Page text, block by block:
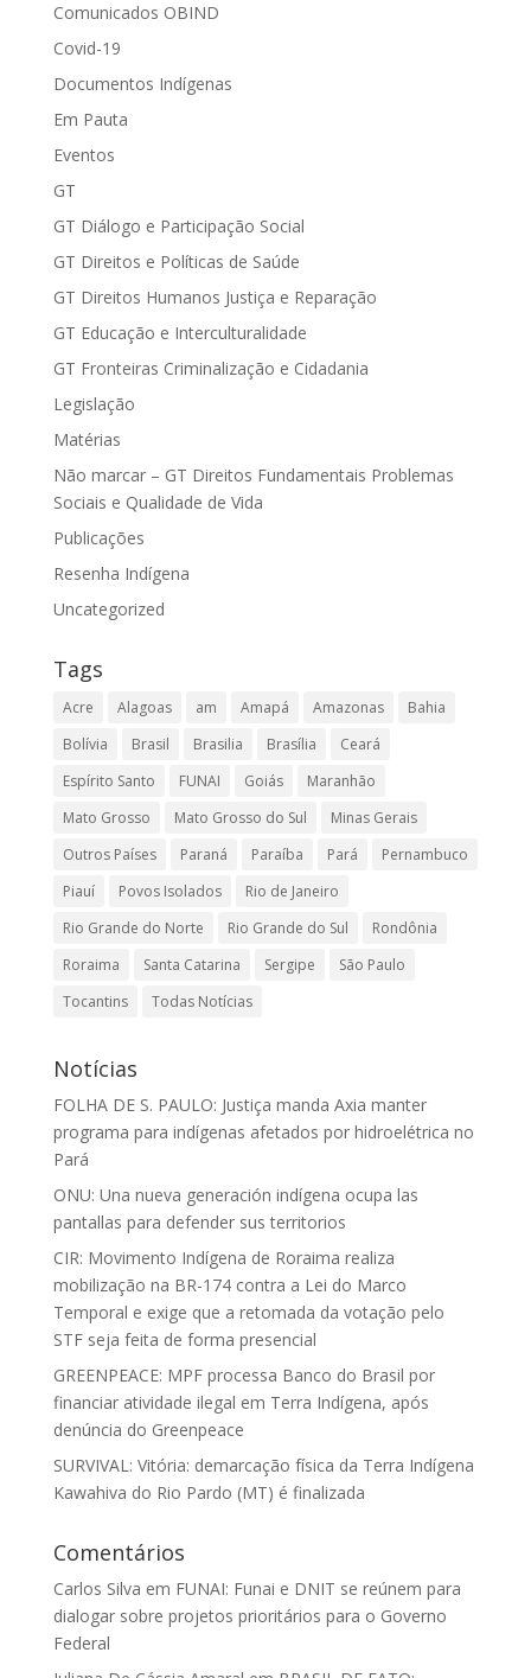
Comunicados OBIND
Covid-19
Documentos Indígenas
Em Pauta
Eventos
GT
GT Diálogo e Participação Social
GT Direitos e Políticas de Saúde
GT Direitos Humanos Justiça e Reparação
GT Educação e Interculturalidade
GT Fronteiras Criminalização e Cidadania
Legislação
Matérias
Não marcar – GT Direitos Fundamentais Problemas
Sociais e Qualidade de Vida
Publicações
Resenha Indígena
Uncategorized
Tags
Acre Alagoas am Amapá Amazonas
Bahia
Bolívia
Brasil Brasilia Brasília
Ceará
Espírito Santo
FUNAI Goiás
Maranhão
Mato Grosso
Mato Grosso do Sul
Minas Gerais
Outros Países
Paraná Paraíba Pará
Pernambuco
Piauí
Povos Isolados
Rio de Janeiro
Rio Grande do Norte
Rio Grande do Sul
Rondônia
Roraima
Santa Catarina Sergipe
São Paulo
Tocantins
Todas Notícias
Notícias
FOLHA DE S. PAULO: Justiça manda Axia manter
programa para indígenas afetados por hidroelétrica no
Pará
ONU: Una nueva generación indígena ocupa las
pantallas para defender sus territorios
CIR: Movimento Indígena de Roraima realiza
mobilização na BR-174 contra a Lei do Marco
Temporal e exige que a retomada da votação pelo
STF seja feita de forma presencial
GREENPEACE: MPF processa Banco do Brasil por
financiar atividade ilegal em Terra Indígena, após
denúncia do Greenpeace
SURVIVAL: Vitória: demarcação física da Terra Indígena
Kawahiva do Rio Pardo (MT) é finalizada
Comentários
Carlos Silva em FUNAI: Funai e DNIT se reúnem para
dialogar sobre projetos prioritários para o Governo
Federal